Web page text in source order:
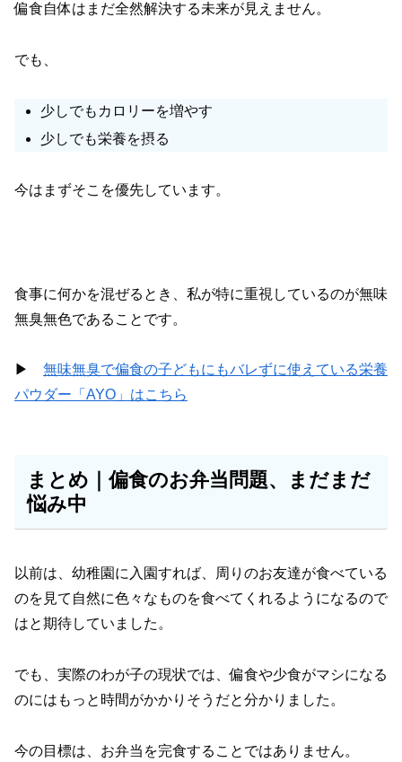
偏食自体はまだ全然解決する未来が見えません。
でも、
少しでもカロリーを増やす
少しでも栄養を摂る
今はまずそこを優先しています。
食事に何かを混ぜるとき、私が特に重視しているのが無味
無臭無色であることです。
▶︎ 無味無臭で偏食の子どもにもバレずに使えている栄養
パウダー「AYO」はこちら
まとめ｜偏食のお弁当問題、まだまだ
悩み中
以前は、幼稚園に入園すれば、周りのお友達が食べている
のを見て自然に色々なものを食べてくれるようになるので
はと期待していました。
でも、実際のわが子の現状では、偏食や少食がマシになる
のにはもっと時間がかかりそうだと分かりました。
今の目標は、お弁当を完食することではありません。